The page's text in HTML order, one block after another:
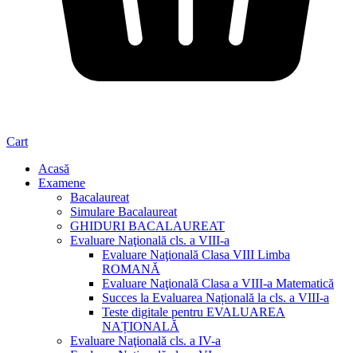
Cart
Acasă
Examene
Bacalaureat
Simulare Bacalaureat
GHIDURI BACALAUREAT
Evaluare Naţională cls. a VIII-a
Evaluare Naţională Clasa VIII Limba
ROMANĂ
Evaluare Naţională Clasa a VIII-a Matematică
Succes la Evaluarea Națională la cls. a VIII-a
Teste digitale pentru EVALUAREA
NAȚIONALĂ
Evaluare Naţională cls. a IV-a